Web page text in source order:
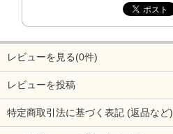
レビューを見る(0件)
レビューを投稿
特定商取引法に基づく表記 (返品など)